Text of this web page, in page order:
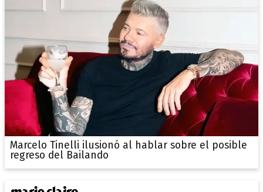
Marcelo Tinelli ilusionó al hablar sobre el posible
regreso del Bailando